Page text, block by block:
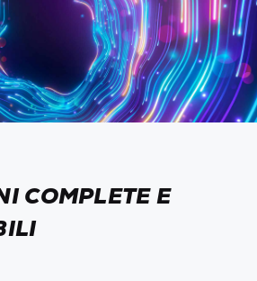
COMPLETE E